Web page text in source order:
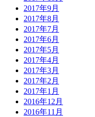
2017年9月
2017年8月
2017年7月
2017年6月
2017年5月
2017年4月
2017年3月
2017年2月
2017年1月
2016年12月
2016年11月